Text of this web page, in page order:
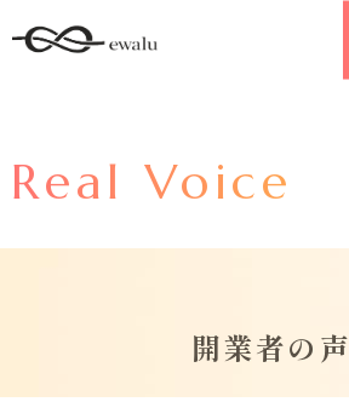
Real Voice
開業者の声